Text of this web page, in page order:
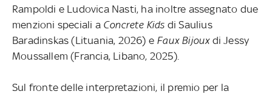
Rampoldi e Ludovica Nasti, ha inoltre assegnato due
menzioni speciali a Concrete Kids di Saulius
Baradinskas (Lituania, 2026) e Faux Bijouxdi Jessy
Moussallem (Francia, Libano, 2025).
Sul fronte delle interpretazioni, il premio per la